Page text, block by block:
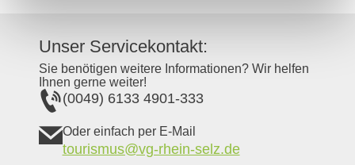
Unser Servicekontakt:
Sie benötigen weitere Informationen? Wir helfen
Ihnen gerne weiter!
(0049) 6133 4901-333
Oder einfach per E-Mail
tourismus@vg-rhein-selz.de